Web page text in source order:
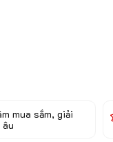
mua sắm, giải